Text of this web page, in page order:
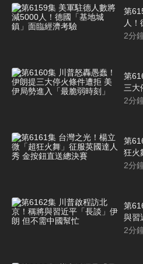
第
人！
驗
2分
第
三大
「最
2分
第
狂火
送總
2分
第
與習
幫忙
2分